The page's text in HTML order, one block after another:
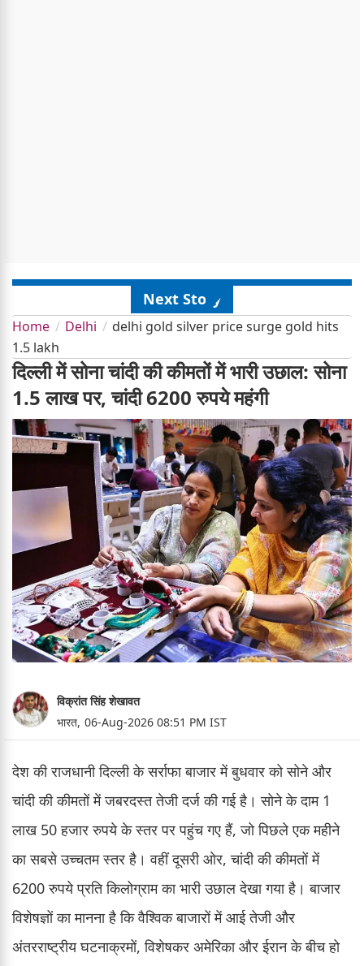
Next Story
Home Delhi
delhi gold silver price surge gold hits
1.5 lakh
दिल्ली में सोना चांदी की कीमतों में भारी उछाल: सोना
1.5 लाख पर, चांदी 6200 रुपये महंगी
विक्रांत सिंह शेखावत
भारत, 06-Aug-2026 08:51 PM IST
देश की राजधानी दिल्ली के सर्राफा बाजार में बुधवार को सोने और
चांदी की कीमतों में जबरदस्त तेजी दर्ज की गई है। सोने के दाम 1
लाख 50 हजार रुपये के स्तर पर पहुंच गए हैं, जो पिछले एक महीने
का सबसे उच्चतम स्तर है। वहीं दूसरी ओर, चांदी की कीमतों में
6200 रुपये प्रति किलोग्राम का भारी उछाल देखा गया है। बाजार
विशेषज्ञों का मानना है कि वैश्विक बाजारों में आई तेजी और
अंतरराष्ट्रीय घटनाक्रमों, विशेषकर अमेरिका और ईरान के बीच हो